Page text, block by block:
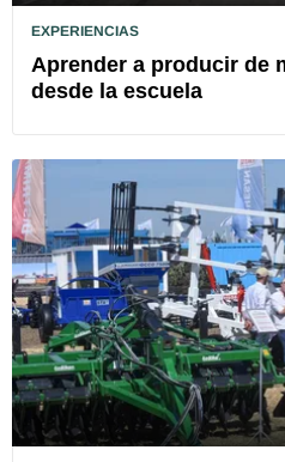
EXPERIENCIAS
Aprender a producir de
desde la escuela